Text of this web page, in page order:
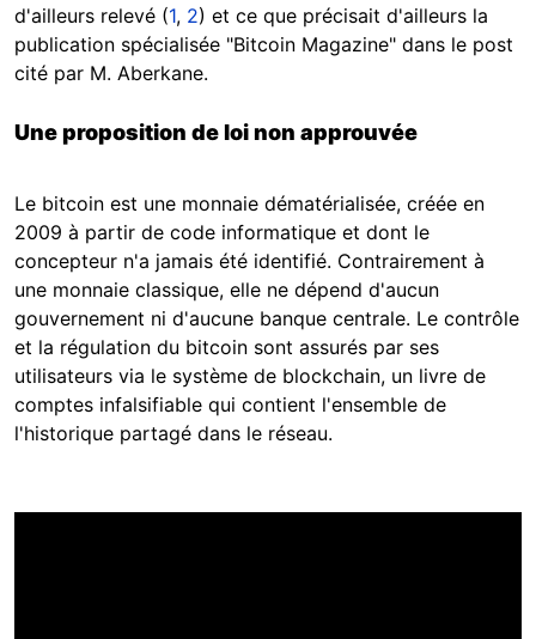
d'ailleurs relevé (1, 2) et ce que précisait d'ailleurs la
publication spécialisée "Bitcoin Magazine" dans le post
cité par M. Aberkane.
Une proposition de loi non approuvée
Le bitcoin est une monnaie dématérialisée, créée en
2009 à partir de code informatique et dont le
concepteur n'a jamais été identifié. Contrairement à
une monnaie classique, elle ne dépend d'aucun
gouvernement ni d'aucune banque centrale. Le contrôle
et la régulation du bitcoin sont assurés par ses
utilisateurs via le système de blockchain, un livre de
comptes infalsifiable qui contient l'ensemble de
l'historique partagé dans le réseau.